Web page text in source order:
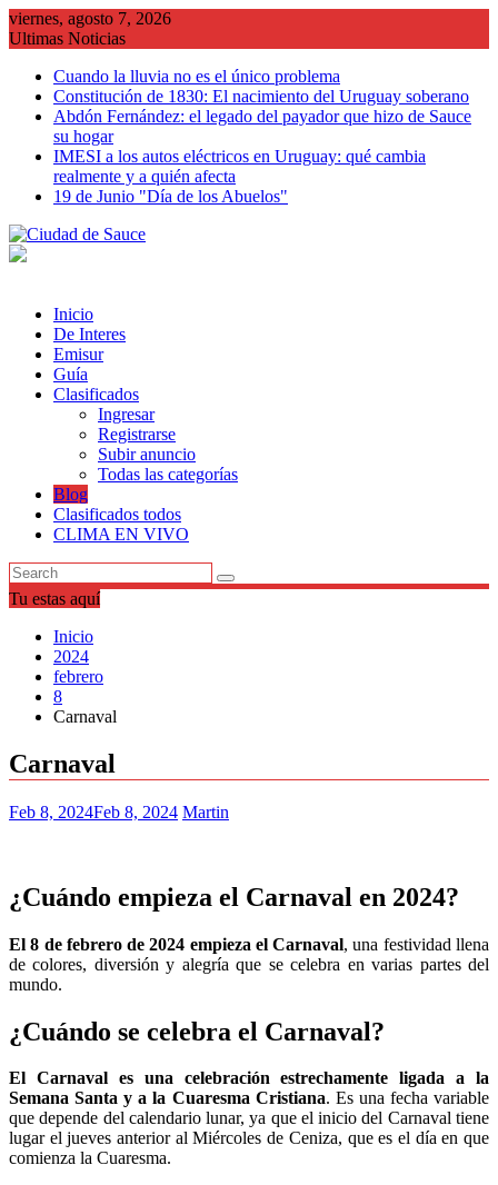
Saltar
al
viernes, agosto 7, 2026
Ultimas Noticias
Cuando la lluvia no es el único problema
Constitución de 1830: El nacimiento del Uruguay soberano
Abdón Fernández: el legado del payador que hizo de Sauce
su hogar
IMESI a los autos eléctricos en Uruguay: qué cambia
realmente y a quién afecta
19 de Junio "Día de los Abuelos"
Inicio
De Interes
Emisur
Guía
Clasificados
Ingresar
Registrarse
Subir anuncio
Todas las categorías
Blog
Clasificados todos
CLIMA EN VIVO
Tu estas aquí
Inicio
2024
febrero
8
Carnaval
Carnaval
Feb 8, 2024Feb 8, 2024 Martin
¿Cuándo empieza el Carnaval en 2024?
El 8 de febrero de 2024 empieza el Carnaval, una festividad llena
de colores, diversión y alegría que se celebra en varias partes del
mundo.
¿Cuándo se celebra el Carnaval?
El Carnaval es una celebración estrechamente ligada a la
Semana Santa y a la Cuaresma Cristiana. Es una fecha variable
que depende del calendario lunar, ya que el inicio del Carnaval tiene
lugar el jueves anterior al Miércoles de Ceniza, que es el día en que
comienza la Cuaresma.